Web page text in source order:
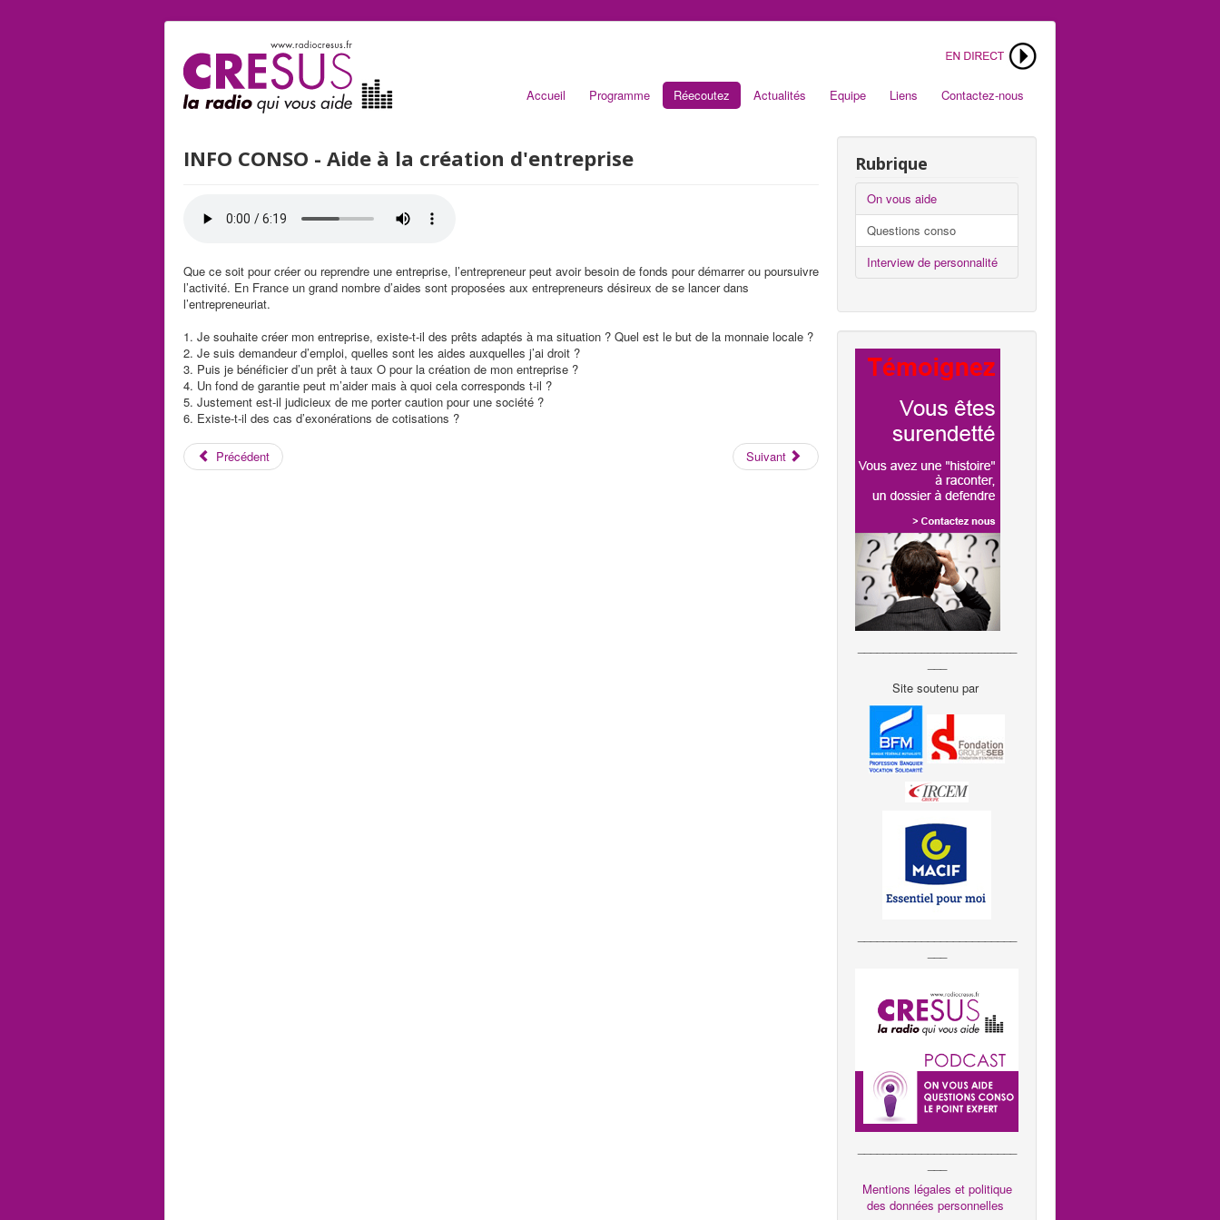
Accueil Programme Réecoutez Actualités Equipe Liens Contactez-nous
INFO CONSO - Aide à la création d'entreprise
Que ce soit pour créer ou reprendre une entreprise, l’entrepreneur peut avoir besoin de fonds pour démarrer ou poursuivre
l’activité. En France un grand nombre d’aides sont proposées aux entrepreneurs désireux de se lancer dans
l’entrepreneuriat.
1. Je souhaite créer mon entreprise, existe-t-il des prêts adaptés à ma situation ? Quel est le but de la monnaie locale ?
2. Je suis demandeur d’emploi, quelles sont les aides auxquelles j’ai droit ?
3. Puis je bénéficier d’un prêt à taux O pour la création de mon entreprise ?
4. Un fond de garantie peut m’aider mais à quoi cela corresponds t-il ?
5. Justement est-il judicieux de me porter caution pour une société ?
6. Existe-t-il des cas d’exonérations de cotisations ?
Précédent Suivant
Rubrique
On vous aide
Questions conso
Interview de personnalité
Site soutenu par
Mentions légales et politique
des données personnelles